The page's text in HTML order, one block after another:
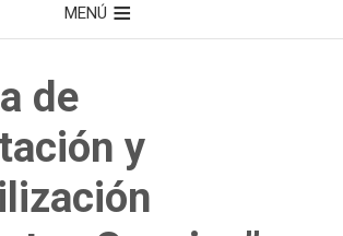
MENÚ
de
y